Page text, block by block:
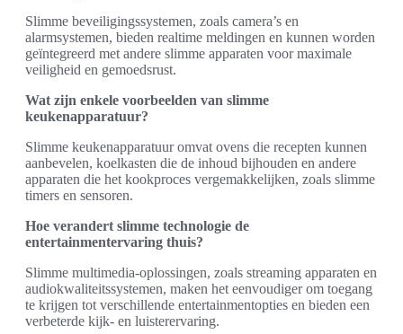
Slimme beveiligingssystemen, zoals camera’s en
alarmsystemen, bieden realtime meldingen en kunnen worden
geïntegreerd met andere slimme apparaten voor maximale
veiligheid en gemoedsrust.
Wat zijn enkele voorbeelden van slimme
keukenapparatuur?
Slimme keukenapparatuur omvat ovens die recepten kunnen
aanbevelen, koelkasten die de inhoud bijhouden en andere
apparaten die het kookproces vergemakkelijken, zoals slimme
timers en sensoren.
Hoe verandert slimme technologie de
entertainmentervaring thuis?
Slimme multimedia-oplossingen, zoals streaming apparaten en
audiokwaliteitssystemen, maken het eenvoudiger om toegang
te krijgen tot verschillende entertainmentopties en bieden een
verbeterde kijk- en luisterervaring.